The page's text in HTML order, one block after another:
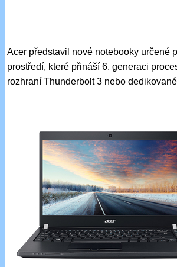
Acer představil nové notebooky určené
prostředí, které přináší 6. generaci
rozhraní Thunderbolt 3 nebo